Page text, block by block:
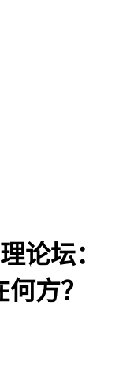
论坛：
方？